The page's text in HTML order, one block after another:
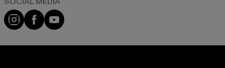
Instagram
FacebookYouTube